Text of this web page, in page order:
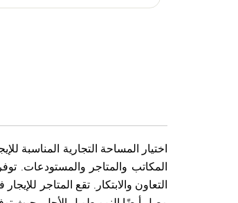
اختيار المساحة التجارية
المكاتب والمتاجر والمستودعات.
التعاون والابتكار. تقع المتاجر